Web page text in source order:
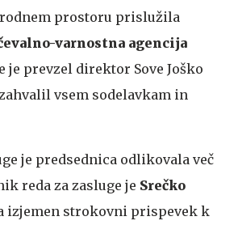
prostoru prislužila
varnostna agencija
je prevzel direktor Sove Joško
vsem sodelavkam in
je predsednica odlikovala več
reda za zasluge je Srečko
izjemen strokovni prispevek k